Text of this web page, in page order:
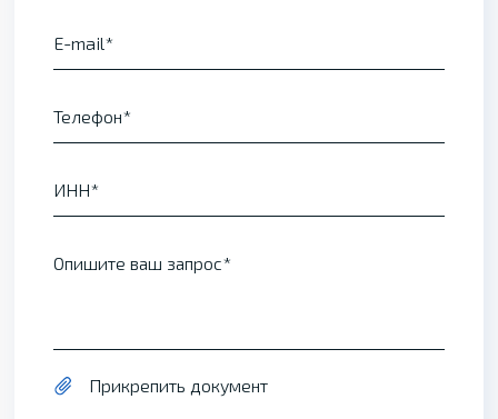
E-mail
Телефон
ИНН
Опишите ваш запрос
Прикрепить документ